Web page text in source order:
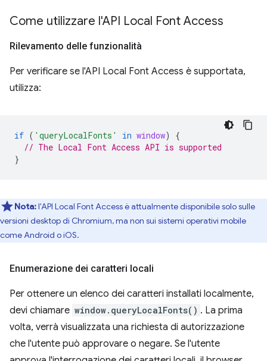
Come utilizzare l'API Local Font Access
Rilevamento delle funzionalità
Per verificare se l'API Local Font Access è supportata,
utilizza:
if ( 'queryLocalFonts' in window)
{
// The Local Font Access API is supported
}
Nota:l'API Local Font Access è attualmente disponibile solo sulle
versioni desktop di Chromium, ma non sui sistemi operativi mobile
come Android o iOS.
Enumerazione dei caratteri locali
Per ottenere un elenco dei caratteri installati localmente,
devi chiamare window.queryLocalFonts() . La prima
volta, verrà visualizzata una richiesta di autorizzazione
che l'utente può approvare o negare. Se l'utente